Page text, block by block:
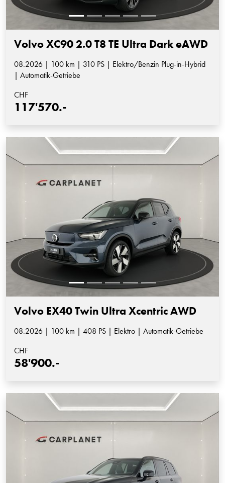
Volvo XC90 2.0 T8 TE Ultra Dark eAWD
08.2026 | 100 km | 310 PS | Elektro/Benzin Plug-in-Hybrid
| Automatik-Getriebe
CHF
117'570.-
Volvo EX40 Twin Ultra Xcentric AWD
08.2026 | 100 km | 408 PS | Elektro | Automatik-Getriebe
CHF
58'900.-